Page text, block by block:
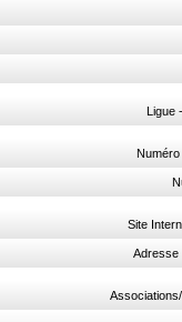
Ligue
Numéro
Site
Adresse